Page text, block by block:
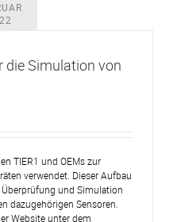
die Simulation von
TIER1 und OEMs zur
verwendet. Dieser Aufbau
und Simulation
dazugehörigen Sensoren.
Website unter dem